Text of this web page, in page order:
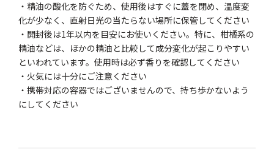
・精油の酸化を防ぐため、使用後はすぐに蓋を閉め、温度変
化が少なく、直射日光の当たらない場所に保管してください
・開封後は1年以内を目安にお使いください。特に、柑橘系の
精油などは、ほかの精油と比較して成分変化が起こりやすい
といわれています。使用時は必ず香りを確認してください
・火気には十分にご注意ください
・携帯対応の容器ではございませんので、持ち歩かないよう
にしてください